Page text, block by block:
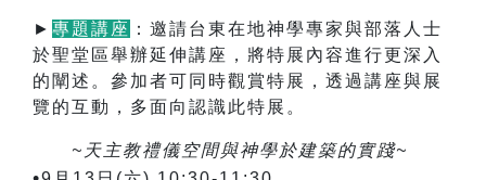
► 專題講座 ：邀請台東在地神學專家與部落人士
於聖堂區舉辦延伸講座，將特展內容進行更深入
的闡述。參加者可同時觀賞特展，透過講座與展
覽的互動，多面向認識此特展。
~天主教禮儀空間與神學於建築的實踐~